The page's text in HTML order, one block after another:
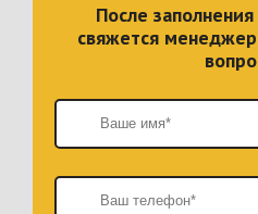
После
свяжется